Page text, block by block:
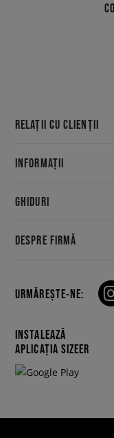
RELAȚII CU CLIENȚII
INFORMAȚII
GHIDURI
DESPRE FIRMĂ
URMĂREȘTE-NE:
INSTALEAZĂ
APLICAȚIA SIZEER